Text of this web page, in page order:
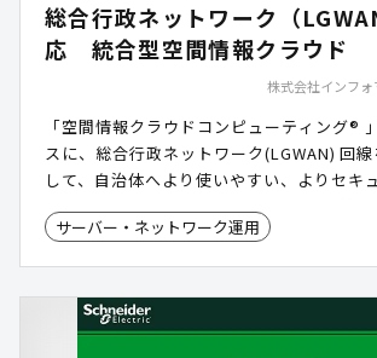
総合行政ネットワーク（
応 統合型空間情報クラウド
株式会社インフォ
「空間情報クラウドコンピューティング®
スに、総合行政ネットワーク(LGWAN) 回線
して、自治体へより使いやすい、よりセキ
GIS(地理情報システム)サービスをご提供し
サーバー・ネットワーク運用